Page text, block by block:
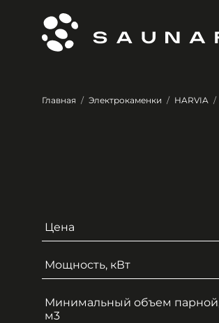
Главная Электрокаменки HARVIA
Цена
Мощность, кВт
Минимальный объем
м3